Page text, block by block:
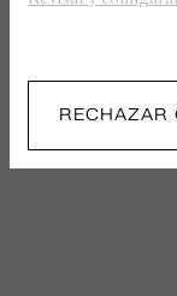
RECHAZAR